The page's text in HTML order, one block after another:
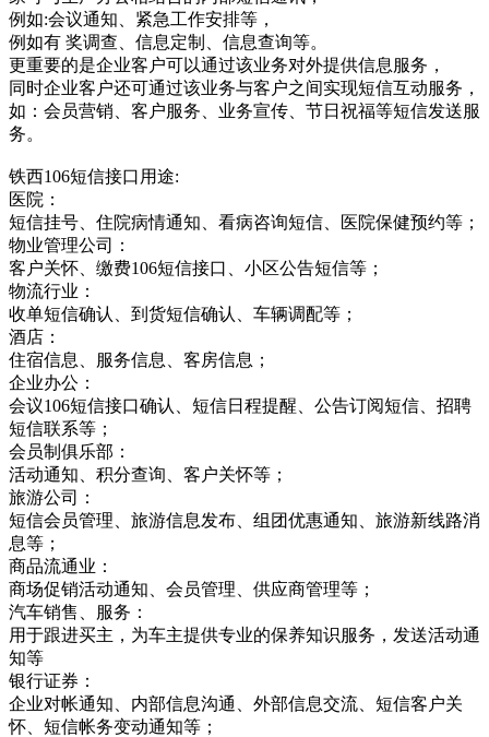
例如:会议通知、紧急工作安排等，
例如有 奖调查、信息定制、信息查询等。
更重要的是企业客户可以通过该业务对外提供信息服务，
同时企业客户还可通过该业务与客户之间实现短信互动服务，
如：会员营销、客户服务、业务宣传、节日祝福等短信发送服
务。
铁西106短信接口用途:
医院：
短信挂号、住院病情通知、看病咨询短信、医院保健预约等；
物业管理公司：
客户关怀、缴费106短信接口、小区公告短信等；
物流行业：
收单短信确认、到货短信确认、车辆调配等；
酒店：
住宿信息、服务信息、客房信息；
企业办公：
会议106短信接口确认、短信日程提醒、公告订阅短信、招聘
短信联系等；
会员制俱乐部：
活动通知、积分查询、客户关怀等；
旅游公司：
短信会员管理、旅游信息发布、组团优惠通知、旅游新线路消
息等；
商品流通业：
商场促销活动通知、会员管理、供应商管理等；
汽车销售、服务：
用于跟进买主，为车主提供专业的保养知识服务，发送活动通
知等
银行证券：
企业对帐通知、内部信息沟通、外部信息交流、短信客户关
怀、短信帐务变动通知等；